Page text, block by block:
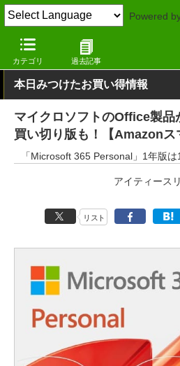
Powered
カテゴリ 過去記事
窓の杜 セール
本日みつけたお買い得情報
マイクロソフトのOffice製品
買い切り版も！【Amazonス
「Microsoft 365 Personal」1年版は
アイティース
リスト